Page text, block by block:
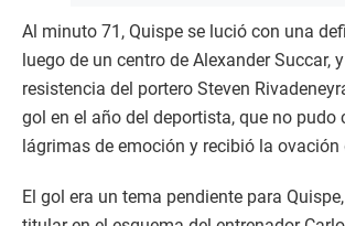
Al minuto 71, Quispe se lució con una
luego de un centro de Alexander Succar,
resistencia del portero Steven
gol en el año del deportista, que no pudo
lágrimas de emoción y recibió la ovación
El gol era un tema pendiente para